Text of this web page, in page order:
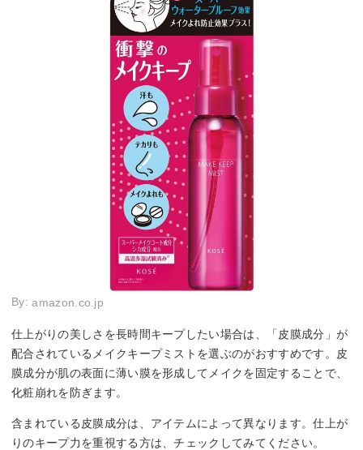
By:amazon.co.jp
仕上がりの美しさを長時間キープしたい場合は、「皮膜成分」が
配合されているメイクキープミストを選ぶのがおすすめです。皮
膜成分が肌の表面に薄い膜を形成してメイクを固定することで、
化粧崩れを防ぎます。
含まれている皮膜成分は、アイテムによって異なります。仕上が
りのキープ力を重視する方は、チェックしてみてください。